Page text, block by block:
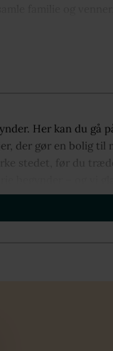
rolige omgivelser.
Til ejendommen
udstyr.
spændende
Her kan du gå
der gør en bolig til
stedet, før du